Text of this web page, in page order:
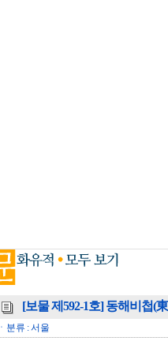
[보물 제592-1호] 동해비첩(
ㆍ분류 : 서울